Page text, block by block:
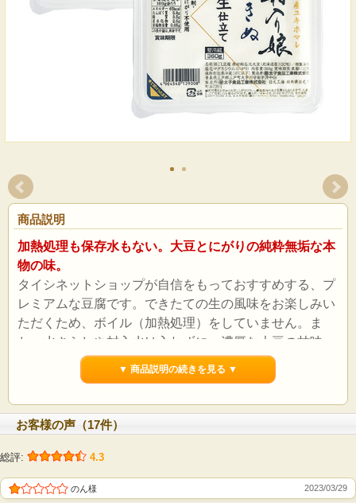
商品説明
加熱処理も保存水もない。大豆とにがりの純粋無垢な本
物の味。
タイシネットショップが自信をもっておすすめする、プ
レミアムな豆腐です。できたての生の風味をお楽しみい
ただくため、ボイル（加熱処理）をしていません。ま
た、水さらしや封入水は入れずに、濃厚な大豆の甘味、
旨みを守りました。
厳選国産丸大豆使用
北海道で育った甘味の強い国産丸大豆を100%使
用しています。
ボイル無し生造り
ボイル（加熱処理）をしないから、豆腐の風味そ
▼ 商品説明の続きを見る ▼
お客様の声（17件）
総評: 4.3
のん様 2023/03/29